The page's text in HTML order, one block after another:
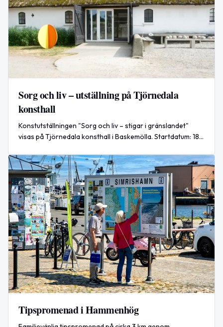
Sorg och liv – utställning på Tjörnedala
konsthall
Konstutställningen "Sorg och liv – stigar i gränslandet"
visas på Tjörnedala konsthall i Baskemölla. Startdatum: 18
Tipspromenad i Hammenhög